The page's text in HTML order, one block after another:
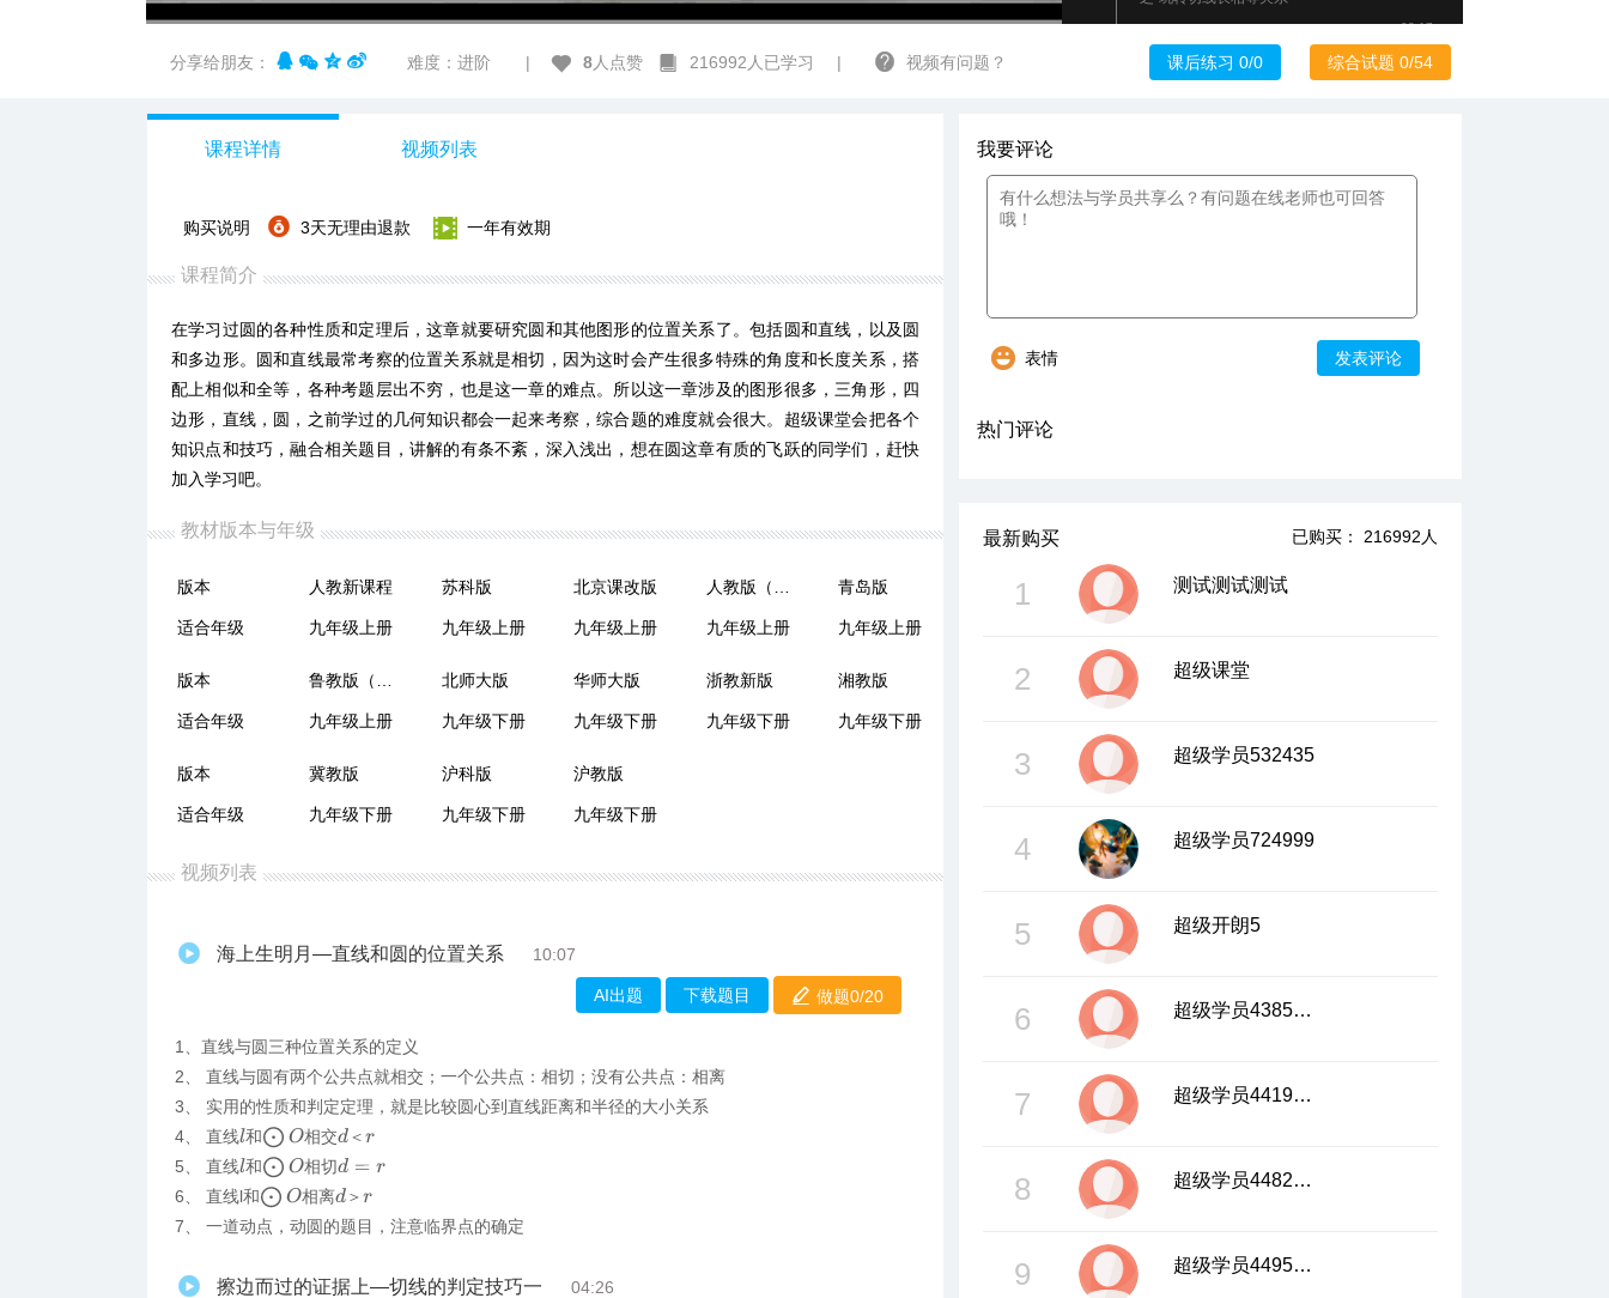
00:00 / 02:44 高清 1x
08:17
8、美味的哈根达斯图形下—切线长定理
12、点圆线段的三位一体上—圆幂定理
14、三角形的内心独白上—三角形的内切圆
分享给朋友： 难度：进阶 | 8人点赞 216992人已学习 | 视频有问题？ 课后练习 0/0 综合试题 0/54
课程详情 视频列表
购买说明 3天无理由退款 一年有效期
课程简介
在学习过圆的各种性质和定理后，这章就要研究圆和其他图形的位置关系了。包括圆和直线，以及圆
和多边形。圆和直线最常考察的位置关系就是相切，因为这时会产生很多特殊的角度和长度关系，搭
配上相似和全等，各种考题层出不穷，也是这一章的难点。所以这一章涉及的图形很多，三角形，四
边形，直线，圆，之前学过的几何知识都会一起来考察，综合题的难度就会很大。超级课堂会把各个
知识点和技巧，融合相关题目，讲解的有条不紊，深入浅出，想在圆这章有质的飞跃的同学们，赶快
加入学习吧。
教材版本与年级
版本
适合年级
人教新课程
九年级上册
苏科版
九年级上册
北京课改版
九年级上册 九年级上册
青岛版
九年级上册
版本
适合年级 九年级上册
北师大版
九年级下册
华师大版
九年级下册
浙教新版
九年级下册
湘教版
九年级下册
版本
适合年级
冀教版
九年级下册
沪科版
九年级下册
沪教版
九年级下册
视频列表
海上生明月—直线和圆的位置关系 10:07
AI出题 下载题目 做题0/20
1、直线与圆三种位置关系的定义
2、 直线与圆有两个公共点就相交；一个公共点：相切；没有公共点：相离
3、 实用的性质和判定定理，就是比较圆心到直线距离和半径的大小关系
4、 直线l和⨀O 相交 ＜
d＜r
5、 直线l和⨀O 相切d=r
6、 直线l和⨀O 相离 ＞
d＞r
7、 一道动点，动圆的题目，注意临界点的确定
擦边而过的证据上—切线的判定技巧一 04:26
我要评论
发表评论
表情
热门评论
已购买： 216992人
最新购买
1 测试测试测试
2 超级课堂
3 超级学员532435
4 超级学员724999
5 超级开朗5
6 超级学员4385440
7 超级学员4419530
8 超级学员4482943
9 超级学员4495348